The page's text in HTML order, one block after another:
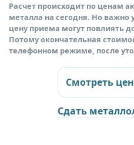
Расчет происходит по ценам
металла на сегодня. Но важно
цену приема могут повлиять
Потому окончательная
телефонном режиме, после
Смотреть
Сдать